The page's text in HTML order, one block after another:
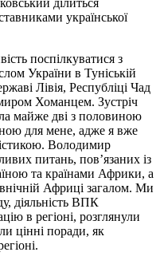
української
поспілкуватися з
України в Туніській
Лівія, Республіці Чад
Хоманцем. Зустріч
майже дві з половиною
для мене, адже я вже
Володимир
питань, пов’язаних із
та країнами Африки, а
Африці загалом. Ми
діяльність ВПК
в регіоні, розглянули
цінні поради, як